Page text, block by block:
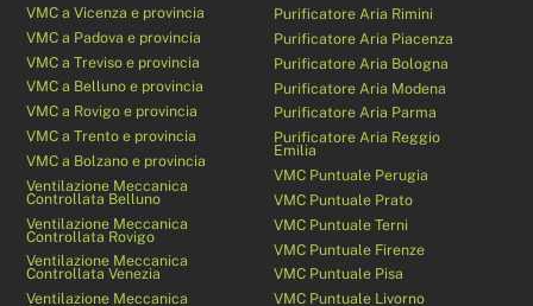
VMC a Vicenza e provincia
VMC a Padova e provincia
VMC a Treviso e provincia
VMC a Belluno e provincia
VMC a Rovigo e provincia
VMC a Trento e provincia
VMC a Bolzano e provincia
Ventilazione Meccanica
Controllata Belluno
Ventilazione Meccanica
Controllata Rovigo
Ventilazione Meccanica
Controllata Venezia
Ventilazione Meccanica
Purificatore Aria Rimini
Purificatore Aria Piacenza
Purificatore Aria Bologna
Purificatore Aria Modena
Purificatore Aria Parma
Purificatore Aria Reggio
Emilia
VMC Puntuale Perugia
VMC Puntuale Prato
VMC Puntuale Terni
VMC Puntuale Firenze
VMC Puntuale Pisa
VMC Puntuale Livorno